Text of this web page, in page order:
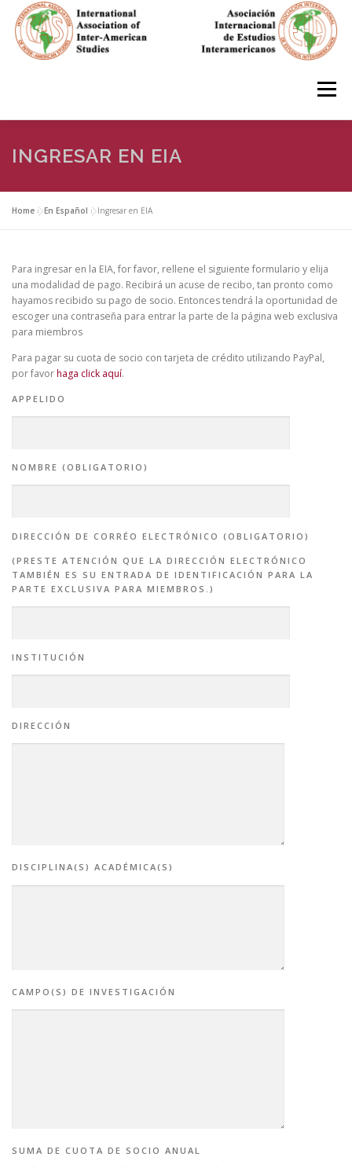
content
Menu
HOME ABOUT EN ESPAÑOL
IAS CONFERENCES
FOCUS GROUPS MEMBERS PHOTOS LINKS
JOIN/INGRESO
INGRESAR EN EIA
Home »En Español »Ingresar en EIA
Para ingresar en la EIA, for favor, rellene el siguiente formulario y elija
una modalidad de pago. Recibirá un acuse de recibo, tan pronto como
hayamos recibido su pago de socio. Entonces tendrá la oportunidad de
escoger una contraseña para entrar la parte de la página web exclusiva
para miembros
Para pagar su cuota de socio con tarjeta de crédito utilizando PayPal,
por favorhaga click aquí.
APPELIDO
NOMBRE (OBLIGATORIO)
DIRECCIÓN DE CORRÉO ELECTRÓNICO (OBLIGATORIO)
(PRESTE ATENCIÓN QUE LA DIRECCIÓN ELECTRÓNICO
TAMBIÉN ES SU ENTRADA DE IDENTIFICACIÓN PARA LA
PARTE EXCLUSIVA PARA MIEMBROS.)
INSTITUCIÓN
DIRECCIÓN
DISCIPLINA(S) ACADÉMICA(S)
CAMPO(S) DE INVESTIGACIÓN
SUMA DE CUOTA DE SOCIO ANUAL